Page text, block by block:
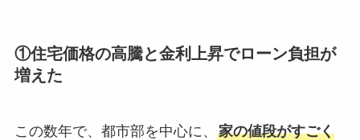
①住宅価格の高騰と金利上昇でローン負担が
増えた
この数年で、都市部を中心に、 家の値段がすごく